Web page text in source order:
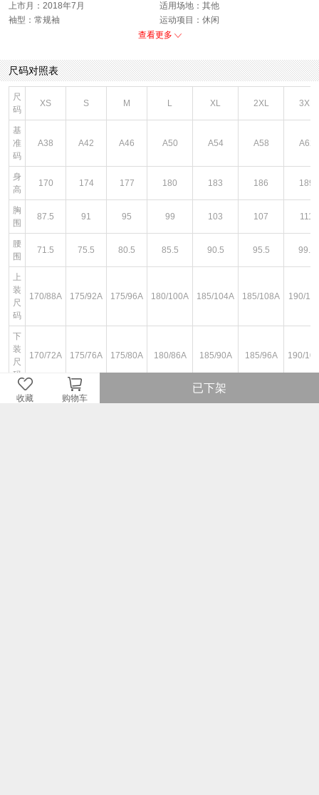
收藏 购物车
已下架
上市月：2018年7月
适用场地：其他
袖型：常规袖
运动项目：休闲
运动服功能：透气
版型：标准
销售季：18Q3
性别：男子
货品来源：招商
渠道划分：线下同步
面料材质：聚酯纤维,棉
服细款：圆领短T
领型：圆领
色系：灰色
鞋类流行款式：短袖
流行元素：品牌LOGO
风格：休闲
查看更多
尺码对照表
尺
码
XS S M L XL 2XL 3XL
基
准
码
A38 A42 A46 A50 A54 A58 A62
身
高
170 174 177 180 183 186 189
胸
围
87.5 91 95 99 103 107 111
腰
围
71.5 75.5 80.5 85.5 90.5 95.5 99.5
上
装
尺
码
170/88A 175/92A 175/96A 180/100A 185/104A 185/108A 190/
下
装
尺
码
170/72A 175/76A 175/80A 180/86A 185/90A 185/96A 190/